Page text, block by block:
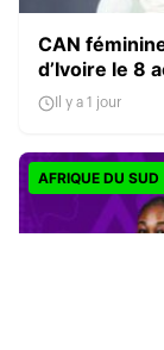
CAN
d’Ivoire le 8
Il y a 1 jour
AFRIQUE DU SUD